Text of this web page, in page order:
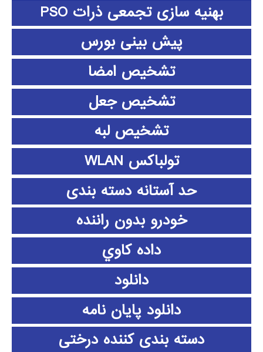
بهنیه سازی تجمعی ذرات PSO
پیش بینی بورس
تشخیص امضا
تشخیص جعل
تشخیص لبه
تولباکس WLAN
حد آستانه دسته بندی
خودرو بدون راننده
داده كاوي
دانلود
دانلود پايان نامه
دسته بندی کننده درختی